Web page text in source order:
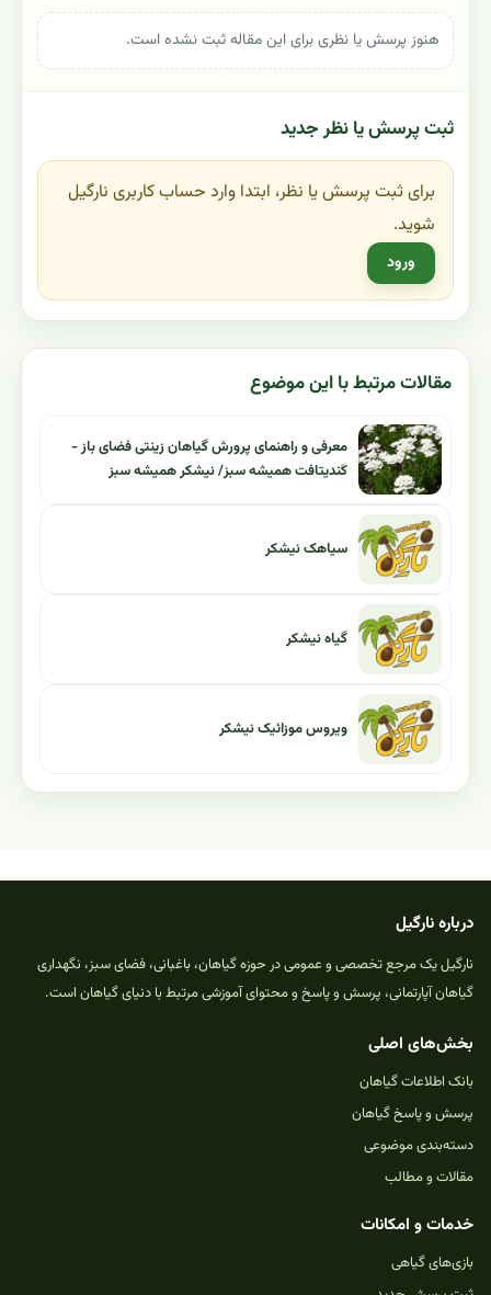
هنوز پرسش یا نظری برای این مقاله ثبت نشده است.
ثبت پرسش یا نظر جدید
برای ثبت پرسش یا نظر، ابتدا وارد حساب کاربری نارگیل
شوید.
ورود
مقالات مرتبط با این موضوع
معرفی و راهنمای پرورش گیاهان زینتی فضای باز -
کَندیتافت همیشه سبز/ نیشکر همیشه سبز
سیاهک نیشکر
گیاه نیشکر
ویروس موزائیک نیشکر
درباره نارگیل
نارگیل یک مرجع تخصصی و عمومی در حوزه گیاهان، باغبانی، فضای سبز، نگهداری
گیاهان آپارتمانی، پرسش و پاسخ و محتوای آموزشی مرتبط با دنیای گیاهان است.
بخش‌های اصلی
بانک اطلاعات گیاهان
پرسش و پاسخ گیاهان
دسته‌بندی موضوعی
مقالات و مطالب
خدمات و امکانات
بازی‌های گیاهی